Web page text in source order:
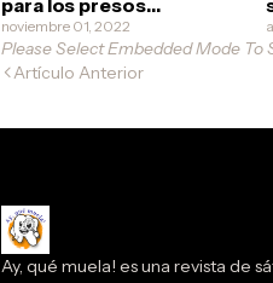
para los presos
políticos, por amor
noviembre 01, 2022
Please Select Embedded Mode
Artículo Anterior
Ay, qué muela! es una revista de